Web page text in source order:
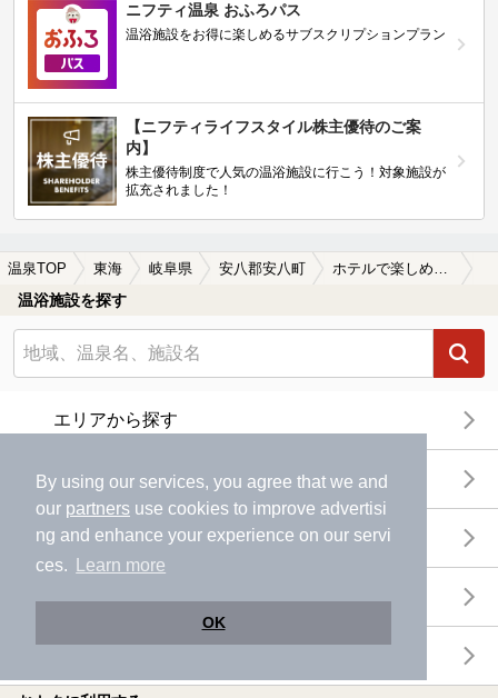
By using our services, you agree that we and
our partners use cookies to improve advertisi
ng and enhance your experience on our servi
ces.
Learn more
OK
ニフティ温泉 おふろパス
温浴施設をお得に楽しめるサブスクリプションプラン
【ニフティライフスタイル株主優待のご案
内】
株主優待制度で人気の温浴施設に行こう！対象施設が
拡充されました！
温泉TOP 東海 岐阜県 安八郡安八町 ホテルで楽しめる安八郡安八町の温泉、日帰り温泉、スーパー銭湯おすすめ
温浴施設を探す
エリアから探す
地図から探す
特徴から探す